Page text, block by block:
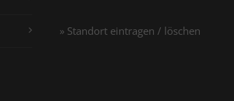
» Standort eintragen / löschen